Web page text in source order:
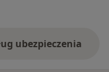
ubezpieczenia